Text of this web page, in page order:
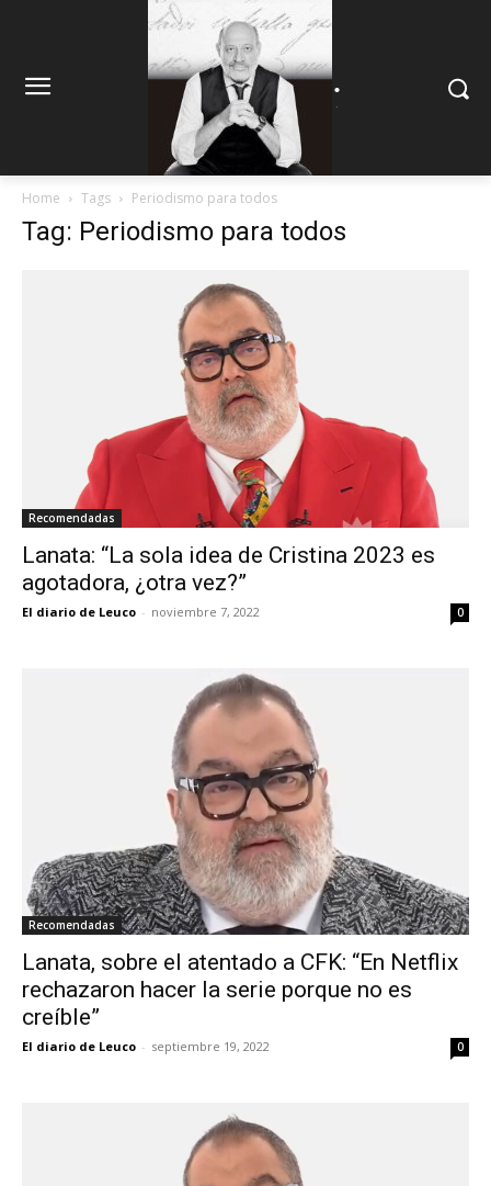
.
Home Tags Periodismo para todos
Tag: Periodismo para todos
Recomendadas
Lanata: “La sola idea de Cristina 2023 es
agotadora, ¿otra vez?”
El diario de Leuco - noviembre 7, 2022 0
Recomendadas
Lanata, sobre el atentado a CFK: “En Netflix
rechazaron hacer la serie porque no es
creíble”
El diario de Leuco - septiembre 19, 2022 0